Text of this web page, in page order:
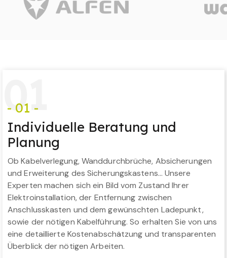
01
- 01 -
Individuelle Beratung und
Planung
Ob Kabelverlegung, Wanddurchbrüche, Absicherungen
und Erweiterung des Sicherungskastens… Unsere
Experten machen sich ein Bild vom Zustand Ihrer
Elektroinstallation, der Entfernung zwischen
Anschlusskasten und dem gewünschten Ladepunkt,
sowie der nötigen Kabelführung. So erhalten Sie von uns
eine detaillierte Kostenabschätzung und transparenten
Überblick der nötigen Arbeiten.